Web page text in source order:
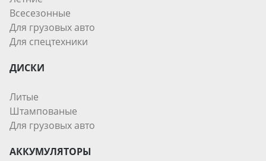
Всесезонные
Для грузовых авто
Для спецтехники
ДИСКИ
Литые
Штампованые
Для грузовых авто
АККУМУЛЯТОРЫ